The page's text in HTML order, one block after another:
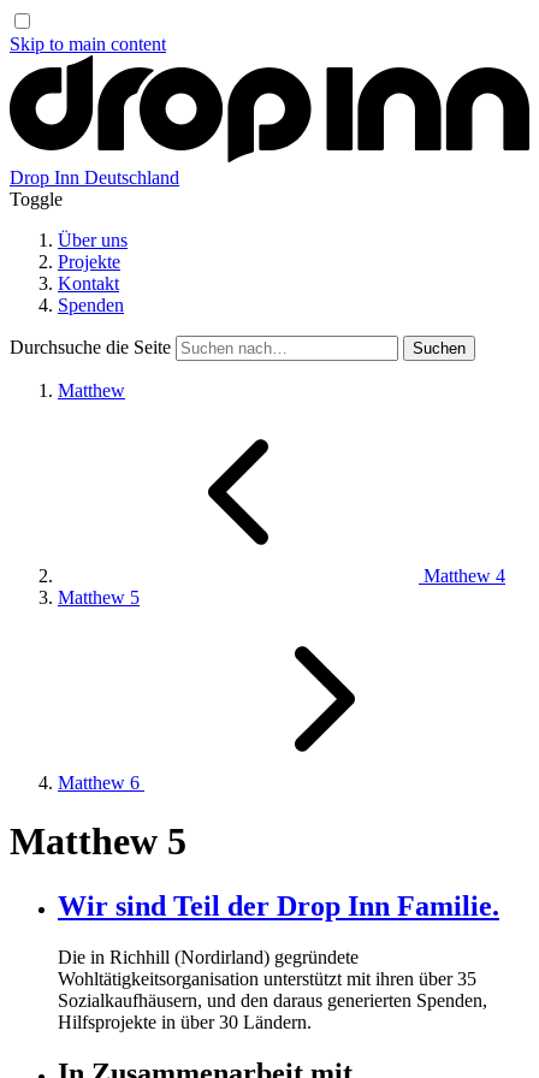
Skip to main content
Drop Inn Deutschland
Toggle
Über uns
Projekte
Kontakt
Spenden
Durchsuche die Seite
Matthew
Matthew 4
Matthew 5
Matthew 6
Matthew 5
Wir sind Teil der Drop Inn Familie.
Die in Richhill (Nordirland) gegründete
Wohltätigkeitsorganisation unterstützt mit ihren über35
Sozialkaufhäusern, und den daraus generierten Spenden,
Hilfsprojekte in über30 Ländern.